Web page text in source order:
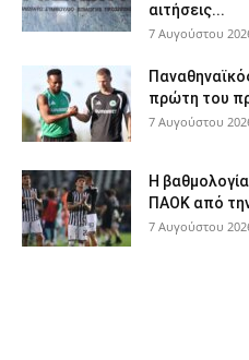
αιτήσεις...
7 Αυγούστου
πρώτη του
7 Αυγούστου
Η
ΠΑΟΚ από
7 Αυγούστου